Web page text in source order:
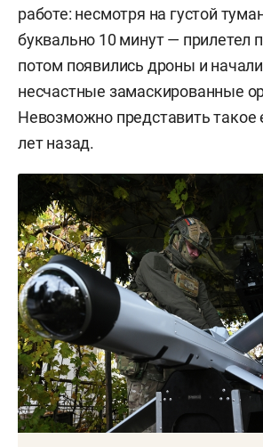
работе: несмотря на густой
буквально 10 минут — прилетел
потом появились дроны и
несчастные замаскированные
Невозможно представить такое
лет назад.